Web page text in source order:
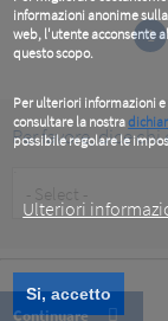
informazioni anonime
web, l'utente acconsente
questo scopo.
Per ulteriori informazioni
consultare la nostra
possibile regolare le
Ulteriori
Si, accetto
1
Per favore, dice chi
Type